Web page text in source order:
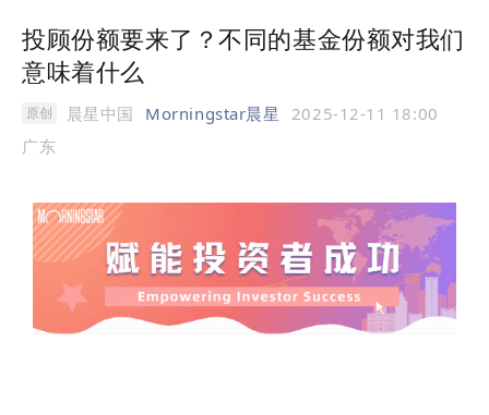
投顾份额要来了？不同的基金份额对我们
意味着什么
原创 晨星中国 Morningstar晨星
2025-12-11 18:00
广东